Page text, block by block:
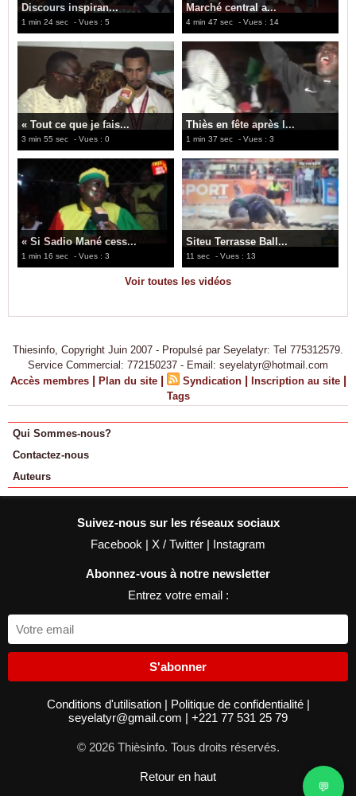
Discours inspiran...
1 min 24 sec - Vues : 5
Marché central a...
4 min 47 sec - Vues : 14
« Tout ce que je fais...
3 min 55 sec - Vues : 0
Thiès en fête après l...
1 min 37 sec - Vues : 3
« Si Sadio Mané cess...
1 min 16 sec - Vues : 3
Siteu Terrasse Ball...
11 sec - Vues : 13
Voir toutes les vidéos
Thiesinfo, Copyright Juin 2007 - Propulsé par Seyelatyr: Tel 775312579.
Service Commercial: 772150237 - Email: seyelatyr@hotmail.com
Accès membres | Plan du site | Syndication | Inscription au site |
Tags
Qui Sommes-nous?
Contactez-nous
Auteurs
Suivez-nous sur les réseaux sociaux
Facebook | X / Twitter | Instagram
Abonnez-vous à notre newsletter
Entrez votre email :
S'abonner
Conditions d'utilisation | Politique de confidentialité |
seyelatyr@gmail.com | +221 77 531 25 79
© 2026 Thièsinfo. Tous droits réservés.
Retour en haut
💬